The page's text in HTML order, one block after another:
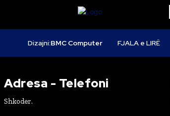
Dizajni:BMC Computer FJALA e LIRË
Adresa - Telefoni
Shkoder.